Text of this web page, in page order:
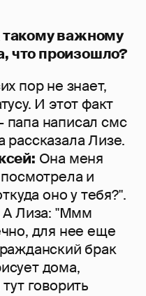
такому важному
что произошло?
пор не знает,
И этот факт
написал смс
Лизе.
Она меня
посмотрела и
оно у тебя?".
А Лиза: "Ммм
для нее еще
брак
дома,
говорить